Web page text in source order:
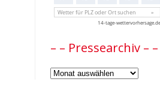
– – Pressearchiv – –